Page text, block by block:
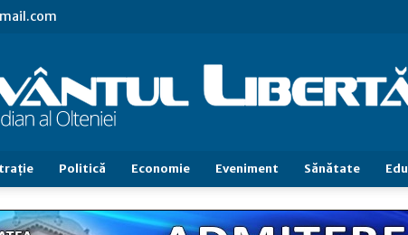
Cuvântul
Politică Economie Eveniment Sănătate